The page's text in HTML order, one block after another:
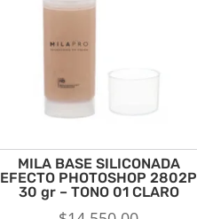
MILA BASE SILICONADA
EFECTO PHOTOSHOP 2802P
30 gr – TONO 01 CLARO